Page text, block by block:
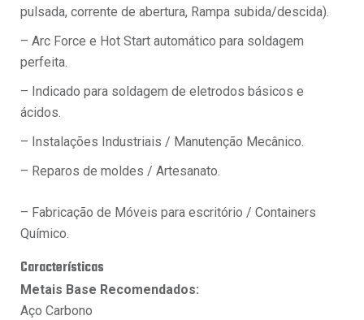
pulsada, corrente de abertura, Rampa subida/descida).
– Arc Force e Hot Start automático para soldagem
perfeita.
– Indicado para soldagem de eletrodos básicos e
ácidos.
– Instalações Industriais / Manutenção Mecânico.
– Reparos de moldes / Artesanato.
– Fabricação de Móveis para escritório / Containers
Químico.
Características
Metais Base Recomendados:
Aço Carbono